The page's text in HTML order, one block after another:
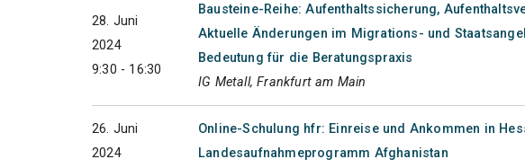
28. Juni
2024
9:30 - 16:30
Bausteine-Reihe: Aufenthaltssicherung,
Aktuelle Änderungen im Migrations- und
Bedeutung für die Beratungspraxis
IG Metall, Frankfurt am Main
26. Juni
2024
Online-Schulung hfr: Einreise und Ankommen in
Landesaufnahmeprogramm Afghanistan